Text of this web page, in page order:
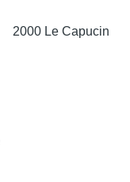
2000 Le Capucin